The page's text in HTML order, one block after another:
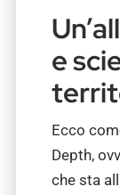
e
Ecco
Depth,
che sta